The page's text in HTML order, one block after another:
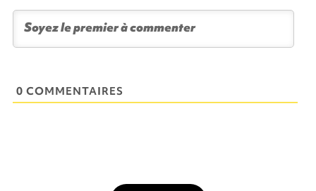
0 COMMENTAIRES